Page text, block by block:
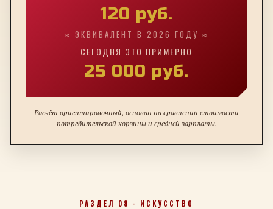
120 руб.
≈ ЭКВИВАЛЕНТ В 2026 ГОДУ ≈
СЕГОДНЯ ЭТО ПРИМЕРНО
25 000 руб.
Расчёт ориентировочный, основан на сравнении стоимости
потребительской корзины и средней зарплаты.
РАЗДЕЛ 08 · ИСКУССТВО